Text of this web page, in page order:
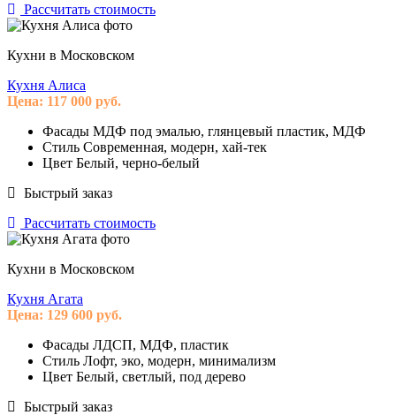
Рассчитать стоимость
Кухни в Московском
Кухня Алиса
Цена: 117 000 руб.
Фасады МДФ под эмалью, глянцевый пластик, МДФ
Стиль Современная, модерн, хай-тек
Цвет Белый, черно-белый
Быстрый заказ
Рассчитать стоимость
Кухни в Московском
Кухня Агата
Цена: 129 600 руб.
Фасады ЛДСП, МДФ, пластик
Стиль Лофт, эко, модерн, минимализм
Цвет Белый, светлый, под дерево
Быстрый заказ